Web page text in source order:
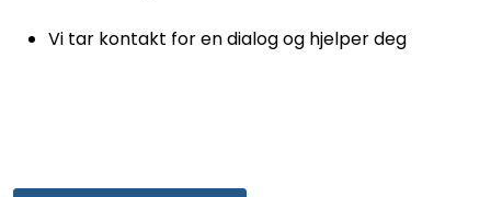
Vi tar kontakt for en dialog og hjelper deg